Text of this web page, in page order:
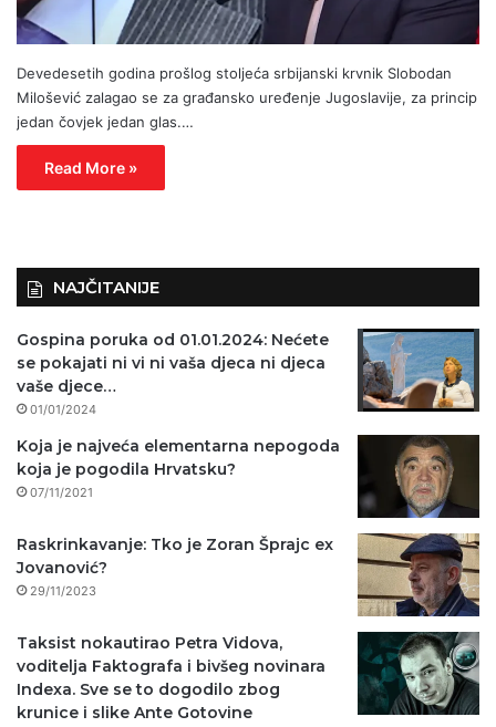
Devedesetih godina prošlog stoljeća srbijanski krvnik Slobodan
Milošević zalagao se za građansko uređenje Jugoslavije, za princip
jedan čovjek jedan glas.…
Read More »
NAJČITANIJE
Gospina poruka od 01.01.2024: Nećete
se pokajati ni vi ni vaša djeca ni djeca
vaše djece…
01/01/2024
Koja je najveća elementarna nepogoda
koja je pogodila Hrvatsku?
07/11/2021
Raskrinkavanje: Tko je Zoran Šprajc ex
Jovanović?
29/11/2023
Taksist nokautirao Petra Vidova,
voditelja Faktografa i bivšeg novinara
Indexa. Sve se to dogodilo zbog
krunice i slike Ante Gotovine